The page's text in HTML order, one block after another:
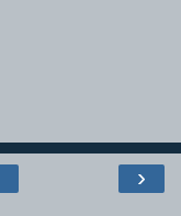
›